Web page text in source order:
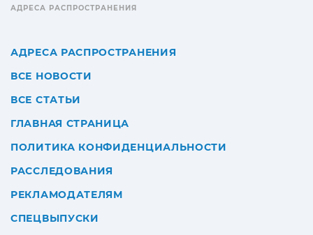
АДРЕСА РАСПРОСТРАНЕНИЯ
АДРЕСА РАСПРОСТРАНЕНИЯ
ВСЕ НОВОСТИ
ВСЕ СТАТЬИ
ГЛАВНАЯ СТРАНИЦА
ПОЛИТИКА КОНФИДЕНЦИАЛЬНОСТИ
РАССЛЕДОВАНИЯ
РЕКЛАМОДАТЕЛЯМ
СПЕЦВЫПУСКИ